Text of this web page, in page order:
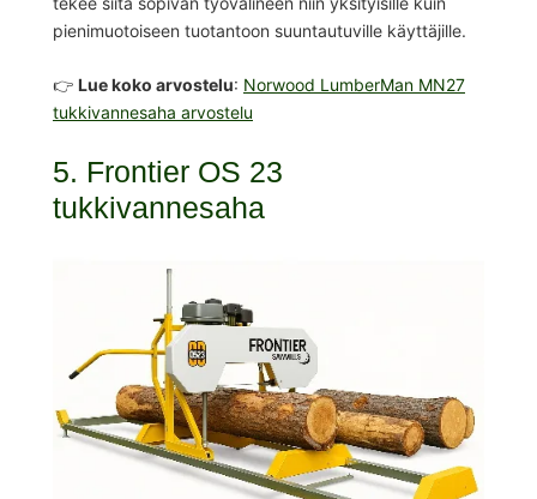
pienimuotoiseen tuotantoon suuntautuville käyttäjille.
👉 Lue koko arvostelu: Norwood LumberMan MN27
tukkivannesaha arvostelu
5. Frontier OS 23
tukkivannesaha